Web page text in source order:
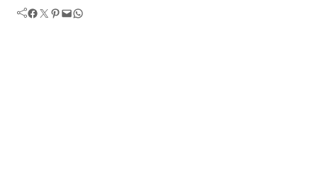
Facebook Twitter Pinterest Mail WhatsApp